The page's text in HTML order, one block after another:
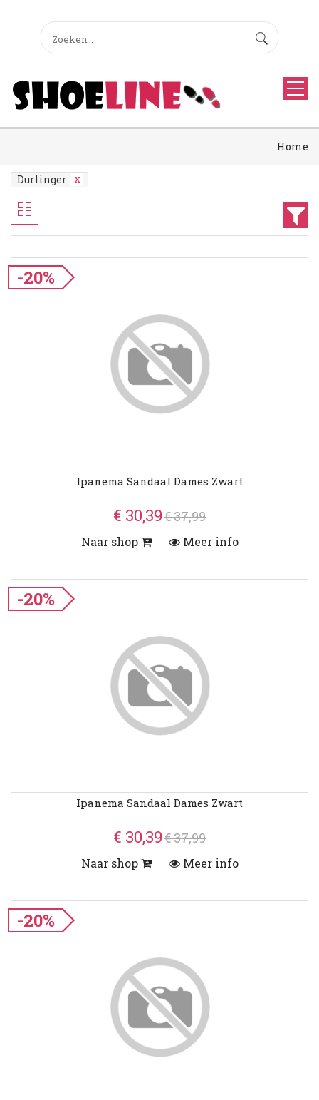
Home
Durlinger
-20%
Ipanema Sandaal Dames Zwart
€ 30,39€ 37,99
Naar shop Meer info
-20%
Ipanema Sandaal Dames Zwart
€ 30,39€ 37,99
Naar shop Meer info
-20%